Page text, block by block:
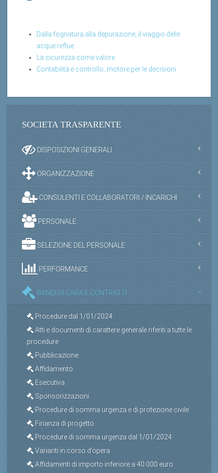
Dalla fognatura alla depurazione, il viaggio delle
acque reflue
La sicurezza come valore
Contabilità e controllo, motore per le decisioni
SOCIETA TRASPARENTE
DISPOSIZIONI GENERALI
ORGANIZZAZIONE
CONSULENTI E COLLABORATORI / INCARICHI
PERSONALE
SELEZIONE DEL PERSONALE
PERFORMANCE
BANDI DI GARA E CONTRATTI
Procedure dal 1/01/2024
Atti e documenti di carattere generale riferiti a tutte le
procedure
Pubblicazione
Affidamento
Esecutiva
Sponsorizzazioni
Procedure di somma urgenza e di protezione civile
Finanza di progetto
Procedure di somma urgenza dal 1/01/2024
Varianti in corso d’opera
Affidamenti di importo inferiore a 40.000 euro